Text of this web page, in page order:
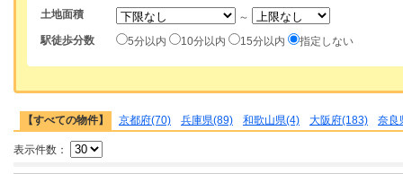
土地面積
～
駅徒歩分数
5分以内 10分以内 15分以内 指定しない
【すべての物件】 京都府(70) 兵庫県(89) 和歌山県(4) 大阪府(183) 奈良
表示件数：